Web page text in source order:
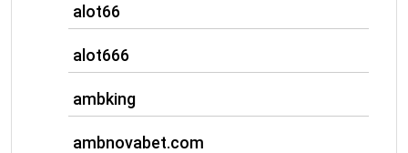
alot66
alot666
ambking
ambnovabet.com